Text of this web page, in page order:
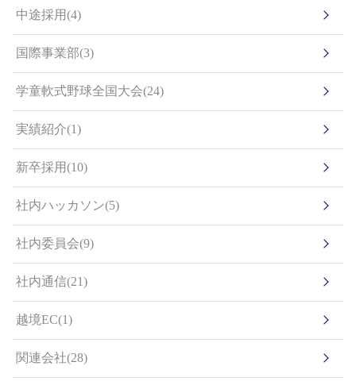
中途採用(4)
国際事業部(3)
学童軟式野球全国大会(24)
実績紹介(1)
新卒採用(10)
社内ハッカソン(5)
社内委員会(9)
社内通信(21)
越境EC(1)
関連会社(28)